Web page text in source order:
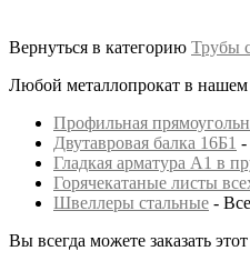
Вернуться в категорию Трубы
Любой металлопрокат в нашем
Профильная
Двутавровая балка 16Б1 -
Гладкая арматура А1 в
Горячекатаные листы
Швеллеры стальные -
Вы всегда можете заказать